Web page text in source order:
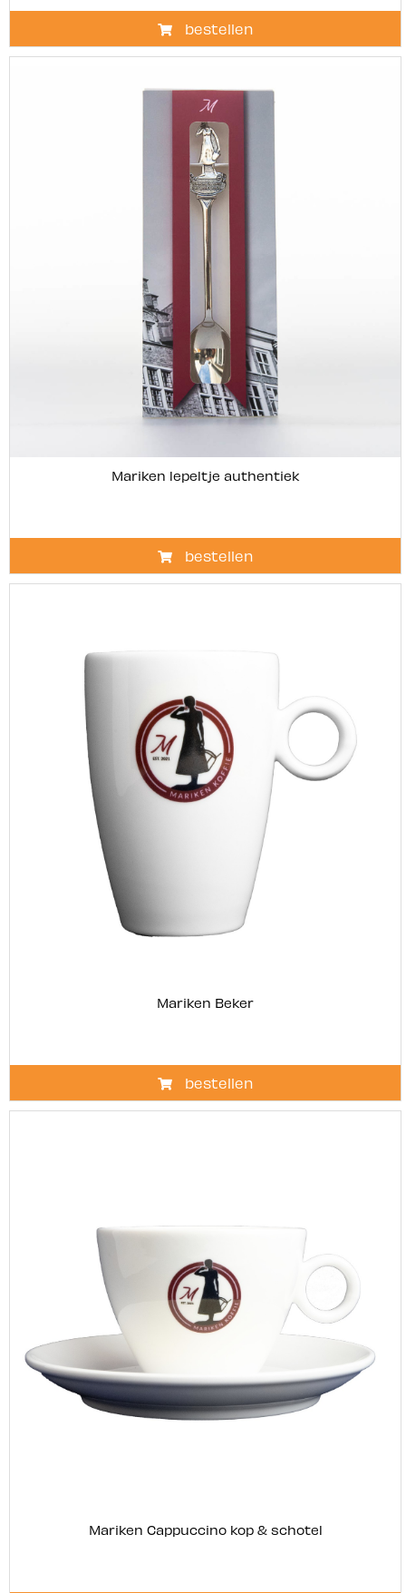
bestellen
Mariken lepeltje authentiek
bestellen
Mariken Beker
bestellen
Mariken Cappuccino kop & schotel